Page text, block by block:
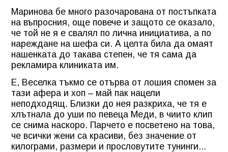
Маринова бе много разочарована от постъпката
на въпросния, още повече и защото се оказало,
че той не я е свалял по лична инициатива, а по
нареждане на шефа си. А целта била да омаят
нашенката до такава степен, че тя сама да
рекламира клиниката им.
Е, Веселка тъкмо се отърва от лошия спомен за
тази афера и хоп – май пак нацели
неподходящ. Близки до нея разкриха, че тя е
хлътнала до уши по певеца Меди, в чиито клип
се снима наскоро. Парчето е посветено на това,
че всички жени са красиви, без значение от
килограми, размери и прословутите тунинги...